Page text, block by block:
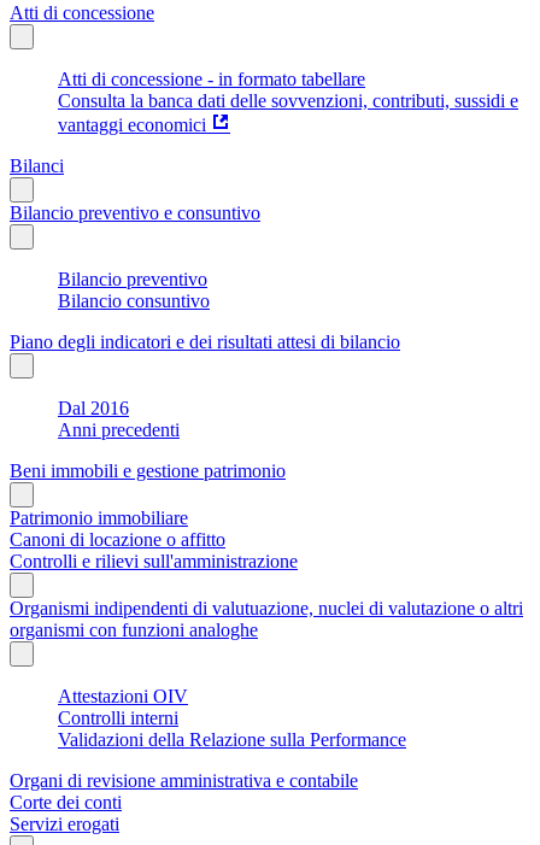
Atti di concessione
Atti di concessione - in formato tabellare
Consulta la banca dati delle sovvenzioni, contributi, sussidi e
vantaggi economici
Bilanci
Bilancio preventivo e consuntivo
Bilancio preventivo
Bilancio consuntivo
Piano degli indicatori e dei risultati attesi di bilancio
Dal 2016
Anni precedenti
Beni immobili e gestione patrimonio
Patrimonio immobiliare
Canoni di locazione o affitto
Controlli e rilievi sull'amministrazione
Organismi indipendenti di valutuazione, nuclei di valutazione o altri
organismi con funzioni analoghe
Attestazioni OIV
Controlli interni
Validazioni della Relazione sulla Performance
Organi di revisione amministrativa e contabile
Corte dei conti
Servizi erogati